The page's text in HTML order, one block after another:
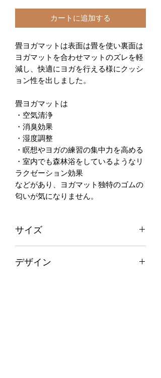
カートに追加する
畳ヨガマットは表面は畳を使い裏面は
ヨガマットを合わせマットのズレを軽
減し、快適にヨガを行える様にクッシ
ョン性を出しました。
畳ヨガマットは
・空気清浄
・消臭効果
・湿度調整
・瞑想やヨガの練習の集中力を高める
・室内でも森林浴をしているようなリ
ラクゼーション効果
などがあり、ヨガマット独特のゴムの
匂いが気になりません。
サイズ
厚み 6mm
デザイン